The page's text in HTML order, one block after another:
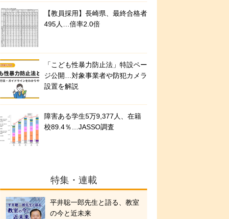
【教員採用】長崎県、最終合格者
495人…倍率2.0倍
「こども性暴力防止法」特設ペー
ジ公開…対象事業者や防犯カメラ
設置を解説
障害ある学生5万9,377人、在籍
校89.4％…JASSO調査
特集・連載
平井聡一郎先生と語る、教室
の今と近未来